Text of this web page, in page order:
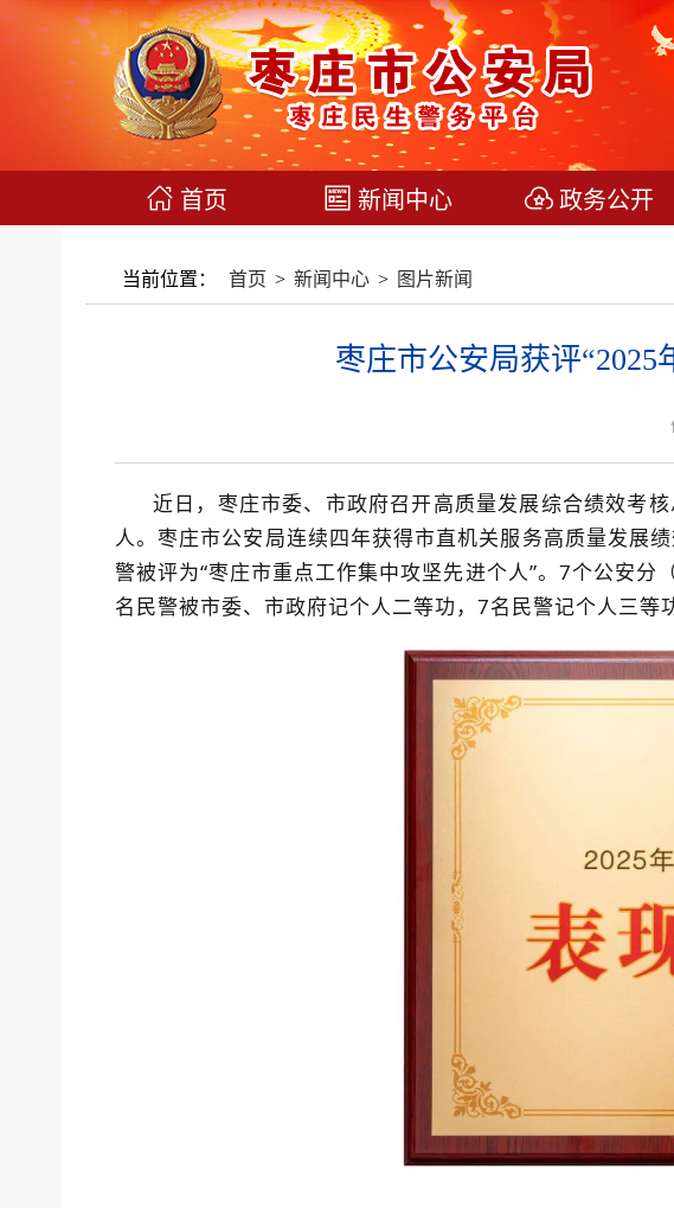
首页 新闻中心 政务公开
当前位置： 首页 > 新闻中心 > 图片新闻
枣庄市公安局获评
近日，枣庄市委、市政府召开高质量发展综合绩效考
人。枣庄市公安局连续四年获得市直机关服务高质量发展
警被评为“枣庄市重点工作集中攻坚先进个人”。7个公安
名民警被市委、市政府记个人二等功，7名民警记个人三等